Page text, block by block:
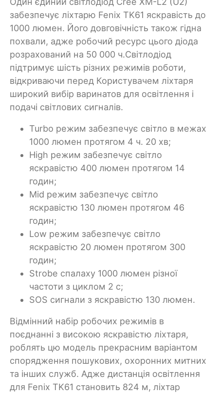
забезпечує ліхтарю Fenix TK61 яскравість до
1000 люмен. Його довговічність також гідна
похвали, адже робочий ресурс цього діода
розрахований на 50 000 ч.Світлодіод
підтримує шість різних режимів роботи,
відкриваючи перед Користувачем ліхтаря
широкий вибір варинатов для освітлення і
подачі світлових сигналів.
Turbo режим забезпечує світло в межах
1000 люмен протягом 4 ч. 20 хв;
High режим забезпечує світло
яскравістю 400 люмен протягом 14
годин;
Mid режим забезпечує світло
яскравістю 130 люмен протягом 46
годин;
Low режим забезпечує світло
яскравістю 20 люмен протягом 300
годин;
Strobe спалаху 1000 люмен різної
частоти з циклом 2 с;
SOS сигнали з яскравістю 130 люмен.
Відмінний набір робочих режимів в
поєднанні з високою яскравістю ліхтаря,
роблять цю модель прекрасним варіантом
спорядження пошукових, охоронних митних
та інших служб. Адже дистанція освітлення
для Fenix TK61 становить 824 м, ліхтар